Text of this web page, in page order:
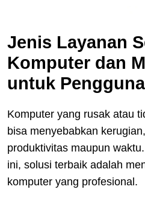
Jenis Layanan
Komputer dan
untuk Pengguna
Komputer yang rusak atau
bisa menyebabkan
produktivitas maupun
ini, solusi terbaik adalah
komputer yang profesional.